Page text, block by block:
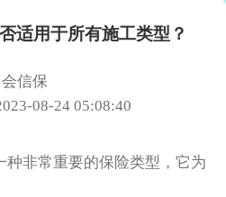
适用于所有施工类型？
会信保
08-24 05:08:40
非常重要的保险类型，它为